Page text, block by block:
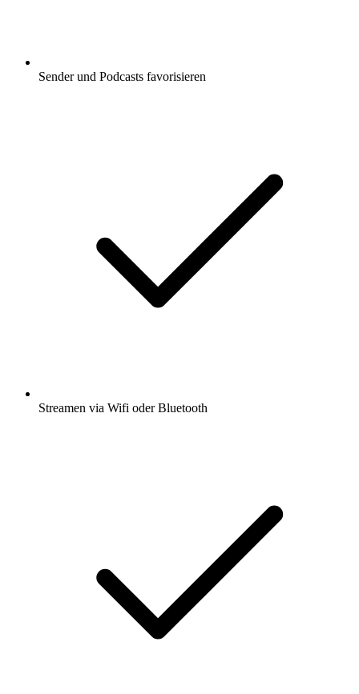
Sender und Podcasts favorisieren
Streamen via Wifi oder Bluetooth